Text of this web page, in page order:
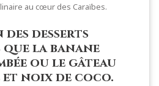
au cœur des Caraïbes.
des desserts
la banane
ou le gâteau
noix de coco.